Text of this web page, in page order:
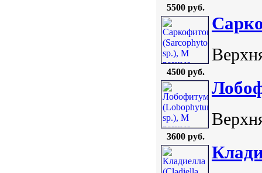
5500 руб.
4500 руб.
3600 руб.